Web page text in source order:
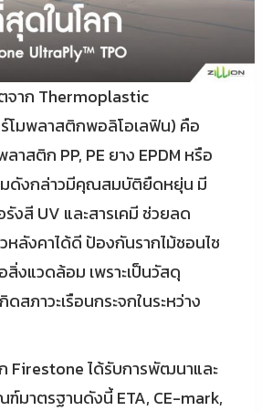
จาก Thermoplastic
โมพลาสติกพอลิโอเลฟิน) คือ
าสติก PP, PE ยาง EPDM หรือ
มดังกล่าวมีคุณสมบัติยืดหยุ่น มี
งสี UV และสารเคมี ช่วยลด
งคาได้ดี ป้องกันรากไม้ชอนไช
สิ่งแวดล้อม เพราะเป็นวัสดุ
ดสภาวะเรือนกระจกในระหว่าง
Firestone ได้รับการพัฒนาและ
มาตรฐานดังนี้ ETA, CE-mark,